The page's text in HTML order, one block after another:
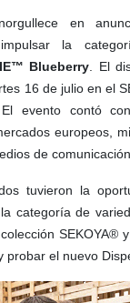
en
la
Blueberry. El
16 de julio en el
evento contó
europeos,
de
tuvieron la
categoría de
SEKOYA®
probar el nuevo